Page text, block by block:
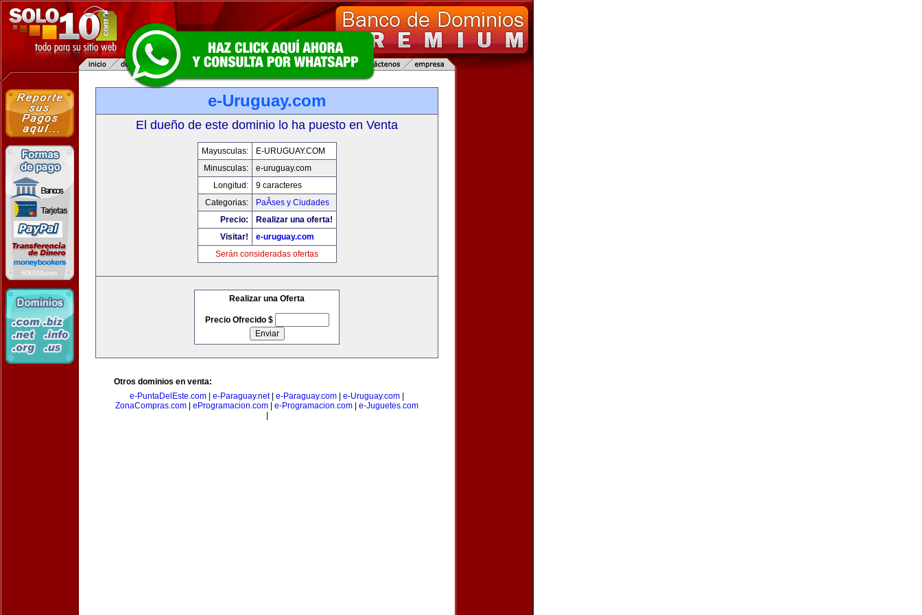
e-Uruguay.com
El dueño de este dominio lo ha puesto en Venta
Mayusculas:
E-URUGUAY.COM
Minusculas:
e-uruguay.com
Longitud:
9 caracteres
Categorias:
PaÃ­ses y Ciudades
Precio:
Realizar una oferta!
Visitar!
e-uruguay.com
Serán consideradas ofertas
Realizar una Oferta
Precio Ofrecido $
Otros dominios en venta:
e-PuntaDelEste.com
e-Paraguay.net| e-Paraguay.com e-Uruguay.com
ZonaCompras.com
eProgramacion.com e-Programacion.com
e-Juguetes.com